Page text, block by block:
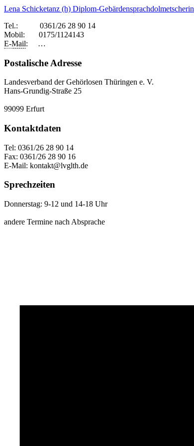
Lena Schicketanz (h) Diplom-Gebärdensprachdolmetscherin
Tel.: 0361/26 28 90 14
Mobil: 0175/1124143
E-Mail: …
Postalische Adresse
Landesverband der Gehörlosen Thüringen e. V.
Hans-Grundig-Straße 25
99099 Erfurt
Kontaktdaten
Tel: 0361/26 28 90 14
Fax: 0361/26 28 90 16
E-Mail: kontakt@lvglth.de
Sprechzeiten
Donnerstag: 9-12 und 14-18 Uhr
andere Termine nach Absprache